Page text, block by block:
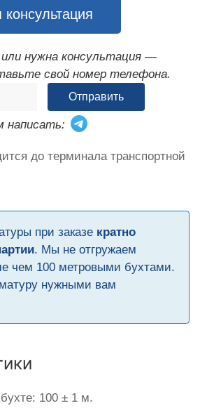
нужна консультация —
свой номер телефона.
Отправить
написать:
до терминала транспортной
при заказе кратно
. Мы не отгружаем
чем 100 метровыми бухтами.
нужными вам
100 ± 1 м.